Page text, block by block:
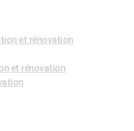
et rénovation
et rénovation